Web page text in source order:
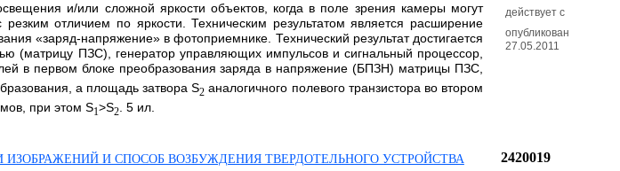
и/или сложной яркости объектов, когда в поле зрения камеры могут
отличием по яркости. Техническим результатом является расширение
«заряд-напряжение» в фотоприемнике. Технический результат достигается
(матрицу ПЗС), генератор управляющих импульсов и сигнальный процессор,
в первом блоке преобразования заряда в напряжение (БПЗН) матрицы ПЗС,
а площадь затвора S2 аналогичного полевого транзистора во втором
при этом S1 >S2. 5 ил.
действует с
опубликован
27.05.2011
И СПОСОБ ВОЗБУЖДЕНИЯ ТВЕРДОТЕЛЬНОГО УСТРОЙСТВА 2420019